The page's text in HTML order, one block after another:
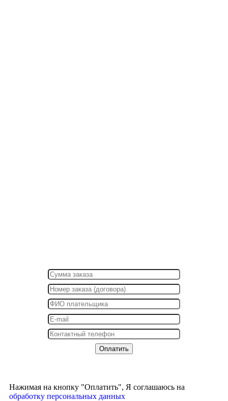
Нажимая на кнопку "Оплатить", Я соглашаюсь на
обработку персональных данных